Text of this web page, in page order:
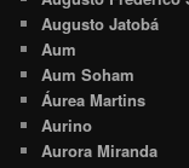
Augusto Jatobá
Aum
Aum Soham
Áurea Martins
Aurino
Aurora Miranda